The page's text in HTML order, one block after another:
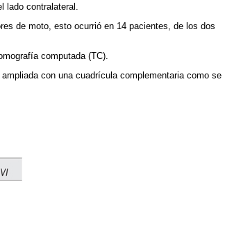
lado contralateral.
de moto, esto ocurrió en 14 pacientes, de los dos
computada (TC).
con una cuadrícula complementaria como se